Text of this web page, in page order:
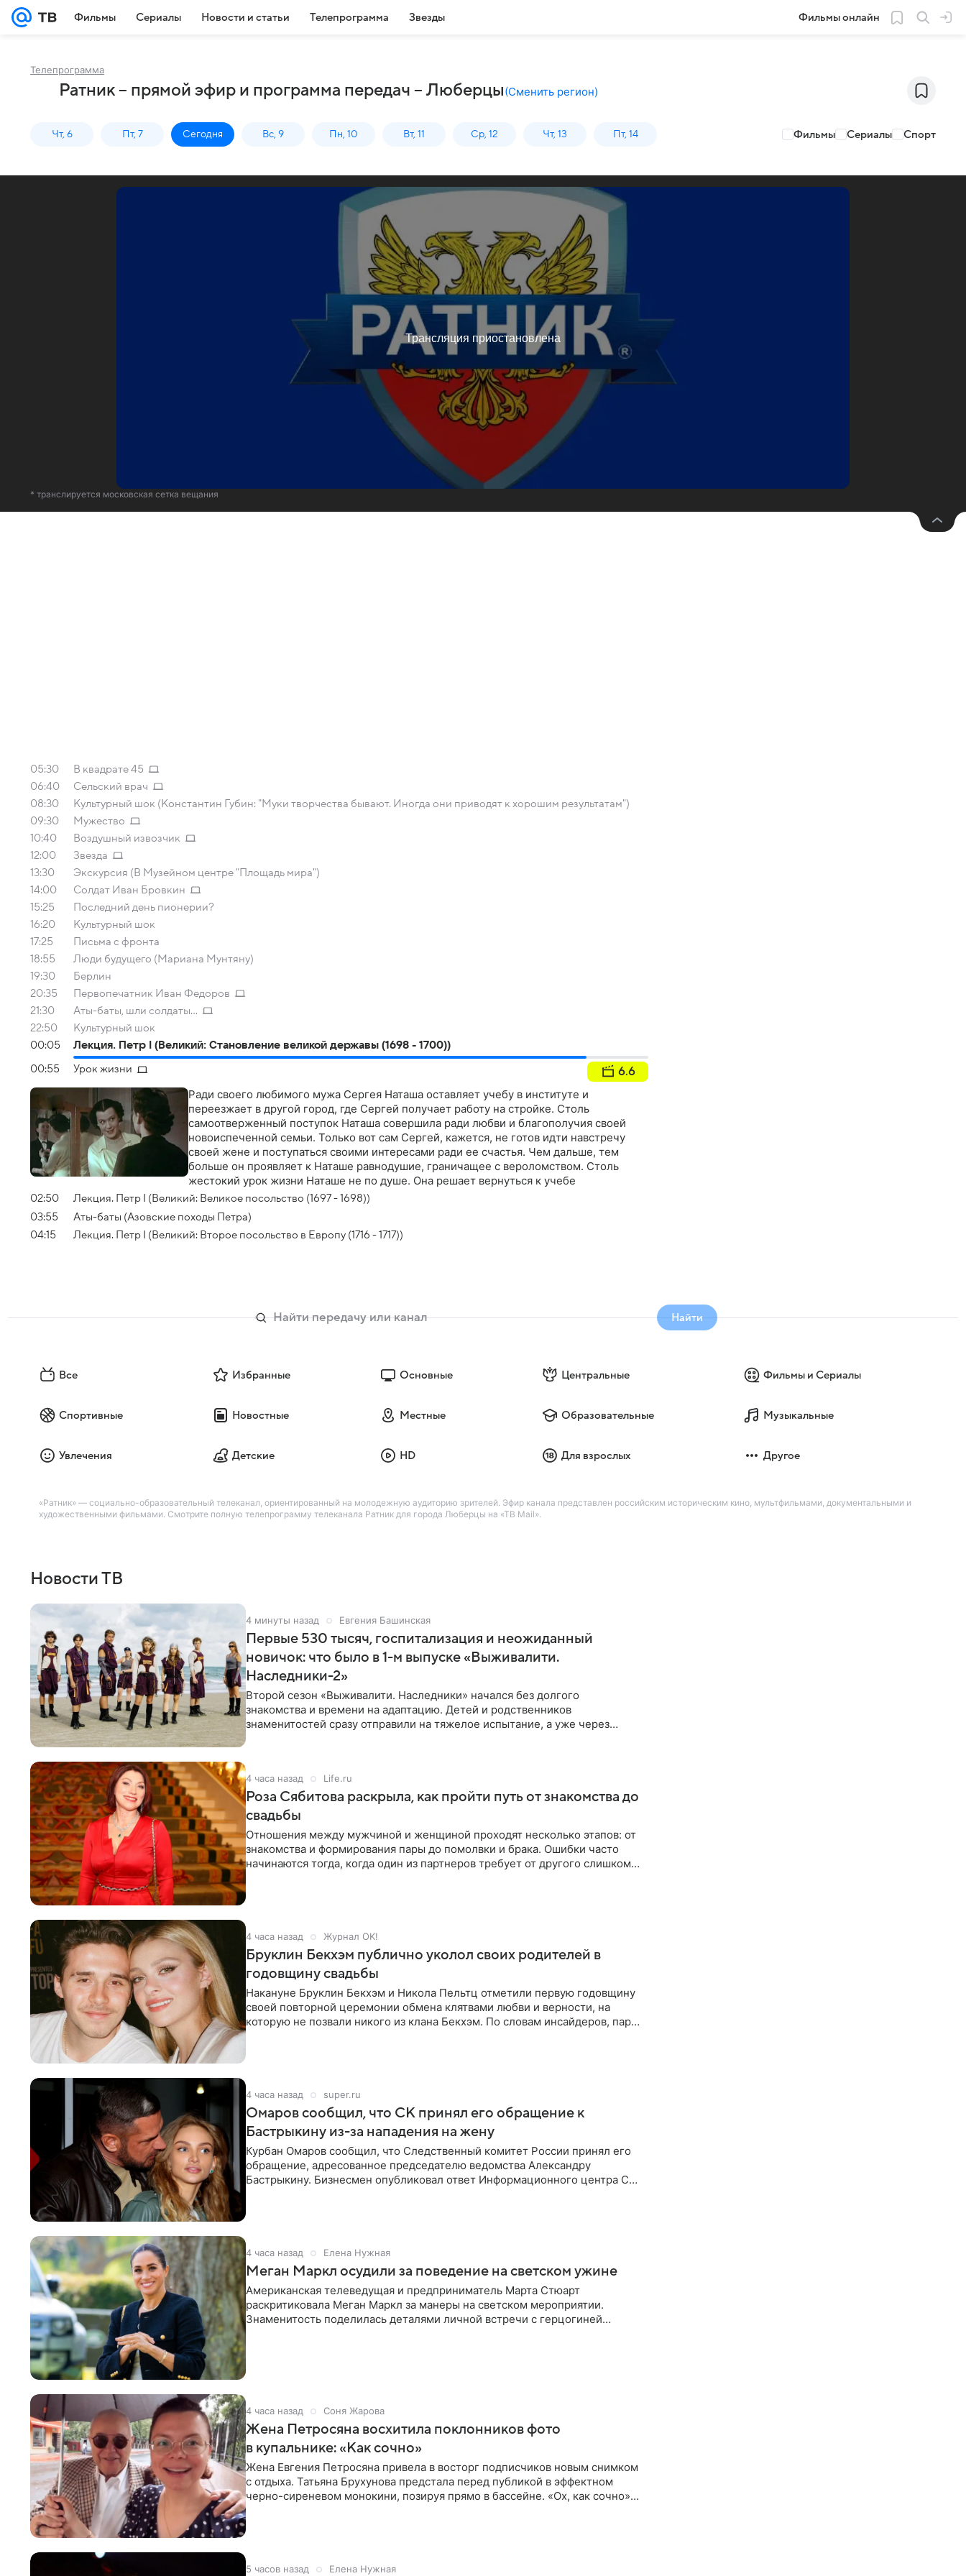
Фильмы Сериалы Новости и статьи Телепрограмма Звезды Фильмы онлайн
Телепрограмма
Ратник – прямой эфир и программа передач – Люберцы(Сменить регион)
Чт, 6 Пт, 7 Сегодня Вс, 9 Пн, 10 Вт, 11 Ср, 12 Чт, 13 Пт, 14 Фильмы Сериалы Спорт
* транслируется московская сетка вещания
05:30
В квадрате 45
06:40
Сельский врач
08:30
Культурный шок (Константин Губин: "Муки творчества бывают. Иногда они приводят к хорошим результатам")
09:30
Мужество
10:40
Воздушный извозчик
12:00
Звезда
13:30
Экскурсия (В Музейном центре "Площадь мира")
14:00
Солдат Иван Бровкин
15:25
Последний день пионерии?
16:20
Культурный шок
17:25
Письма с фронта
18:55
Люди будущего (Мариана Мунтяну)
19:30
Берлин
20:35
Первопечатник Иван Федоров
21:30
Аты-баты, шли солдаты...
22:50
Культурный шок
00:05
Лекция. Петр I (Великий: Становление великой державы (1698 - 1700))
00:55 Урок жизни 6.6
Ради своего любимого мужа Сергея Наташа оставляет учебу в институте и
переезжает в другой город, где Сергей получает работу на стройке. Столь
самоотверженный поступок Наташа совершила ради любви и благополучия своей
новоиспеченной семьи. Только вот сам Сергей, кажется, не готов идти навстречу
своей жене и поступаться своими интересами ради ее счастья. Чем дальше, тем
больше он проявляет к Наташе равнодушие, граничащее с вероломством. Столь
жестокий урок жизни Наташе не по душе. Она решает вернуться к учебе
02:50
Лекция. Петр I (Великий: Великое посольство (1697 - 1698))
03:55
Аты-баты (Азовские походы Петра)
04:15
Лекция. Петр I (Великий: Второе посольство в Европу (1716 - 1717))
Найти
Все Избранные Основные Центральные Фильмы и Сериалы
Спортивные Новостные Местные Образовательные Музыкальные
Увлечения Детские HD Для взрослых Другое
«Ратник» — социально-образовательный телеканал, ориентированный на молодежную аудиторию зрителей. Эфир канала представлен российским историческим кино, мультфильмами, документальными и
художественными фильмами. Смотрите полную телепрограмму телеканала Ратник для города Люберцы на «ТВ Mail».
Новости ТВ
4 минуты назад Евгения Башинская
Первые 530 тысяч, госпитализация и неожиданный
новичок: что было в 1-м выпуске «Выживалити.
Наследники-2»
Второй сезон «Выживалити. Наследники» начался без долгого
знакомства и времени на адаптацию. Детей и родственников
знаменитостей сразу отправили на тяжелое испытание, а уже через
4 часа назад Life.ru
Роза Сябитова раскрыла, как пройти путь от знакомства до
свадьбы
Отношения между мужчиной и женщиной проходят несколько этапов: от
знакомства и формирования пары до помолвки и брака. Ошибки часто
начинаются тогда, когда один из партнеров требует от другого слишком
4 часа назад Журнал OK!
Бруклин Бекхэм публично уколол своих родителей в
годовщину свадьбы
Накануне Бруклин Бекхэм и Никола Пельтц отметили первую годовщину
своей повторной церемонии обмена клятвами любви и верности, на
которую не позвали никого из клана Бекхэм. По словам инсайдеров, пара
4 часа назад super.ru
Омаров сообщил, что СК принял его обращение к
Бастрыкину из-за нападения на жену
Курбан Омаров сообщил, что Следственный комитет России принял его
обращение, адресованное председателю ведомства Александру
Бастрыкину. Бизнесмен опубликовал ответ Информационного центра СК
4 часа назад Елена Нужная
Меган Маркл осудили за поведение на светском ужине
Американская телеведущая и предприниматель Марта Стюарт
раскритиковала Меган Маркл за манеры на светском мероприятии.
Знаменитость поделилась деталями личной встречи с герцогиней
4 часа назад Соня Жарова
Жена Петросяна восхитила поклонников фото
в купальнике: «Как сочно»
Жена Евгения Петросяна привела в восторг подписчиков новым снимком
с отдыха. Татьяна Брухунова предстала перед публикой в эффектном
черно-сиреневом монокини, позируя прямо в бассейне. «Ох, как сочно»,
5 часов назад Елена Нужная